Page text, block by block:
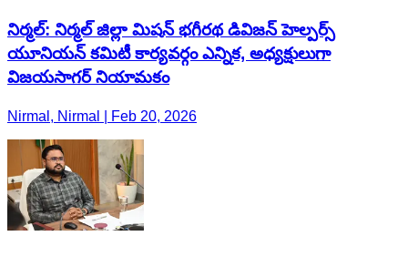
నిర్మల్: నిర్మల్ జిల్లా మిషన్ భగీరథ డివిజన్ హెల్పర్స్
యూనియన్ కమిటీ కార్యవర్గం ఎన్నిక, అధ్యక్షులుగా
విజయసాగర్ నియామకం
Nirmal, Nirmal | Feb 20, 2026